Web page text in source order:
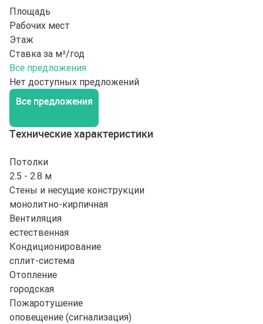
Площадь
Рабочих мест
Этаж
Ставка за м²/год
Все предложения
Нет доступных предложений
Все предложения
Технические характеристики
Потолки
2.5 - 2.8 м
Стены и несущие конструкции
монолитно-кирпичная
Вентиляция
естественная
Кондиционирование
сплит-система
Отопление
городская
Пожаротушение
оповещение (сигнализация)